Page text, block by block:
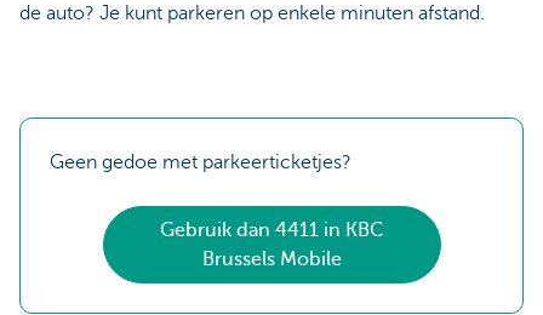
de auto? Je kunt parkeren op enkele minuten afstand.
Geen gedoe met parkeerticketjes?
Gebruik dan 4411 in KBC
Brussels Mobile